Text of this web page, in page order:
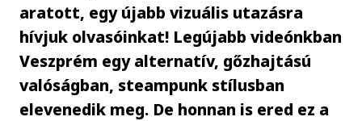
aratott, egy újabb vizuális utazásra
hívjuk olvasóinkat! Legújabb videónkban
Veszprém egy alternatív, gőzhajtású
valóságban, steampunk stílusban
elevenedik meg. De honnan is ered ez a